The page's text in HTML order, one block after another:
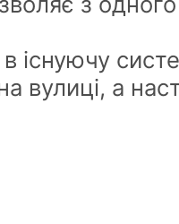
існуючу
вулиці, а